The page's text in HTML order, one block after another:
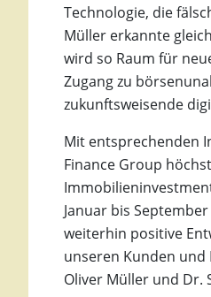
Technologie, die
Müller erkannte
wird so Raum für
Zugang zu
zukunftsweisende
Mit entsprechenden
Finance Group
Januar bis
weiterhin positive
unseren Kunden und
Oliver Müller und Dr.